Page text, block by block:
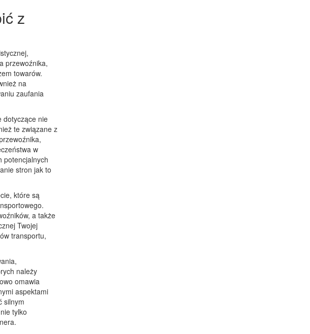
z
przewoźnika,
towarów.
na
zaufania
dotyczące nie
te związane z
w
potencjalnych
stron jak to
które są
a także
Twojej
transportu,
należy
omawia
aspektami
silnym
tylko